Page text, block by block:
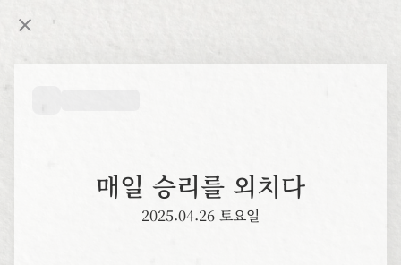
매일 승리를 외치다
2025.04.26 토요일